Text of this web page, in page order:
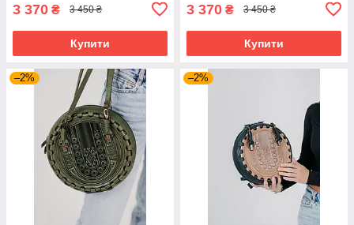
3 370 ₴ 3 450 ₴
Купити
3 370 ₴ 3 450 ₴
Купити
–2% –2%